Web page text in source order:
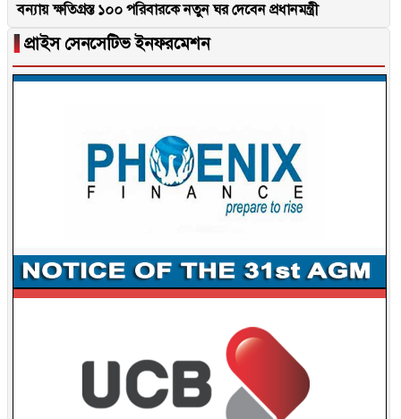
বন্যায় ক্ষতিগ্রস্ত ১০০ পরিবারকে নতুন ঘর দেবেন প্রধানমন্ত্রী
▐ প্রাইস সেনসেটিভ ইনফরমেশন